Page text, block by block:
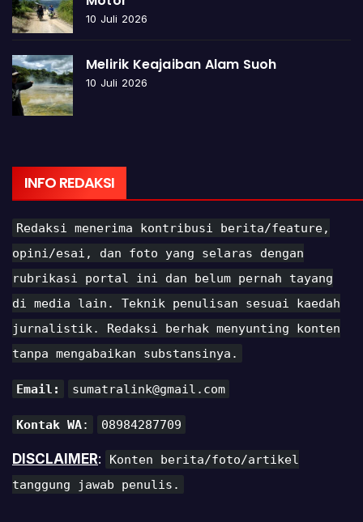
10 Juli 2026
Melirik Keajaiban Alam Suoh
10 Juli 2026
INFO REDAKSI
Redaksi menerima kontribusi berita/feature,
opini/esai, dan foto yang selaras dengan
rubrikasi portal ini dan belum pernah tayang
di media lain. Teknik penulisan sesuai kaedah
jurnalistik. Redaksi berhak menyunting konten
tanpa mengabaikan substansinya.
Email: sumatralink@gmail.com
Kontak WA: 08984287709
DISCLAIMER:
Konten berita/foto/artikel
tanggung jawab penulis.